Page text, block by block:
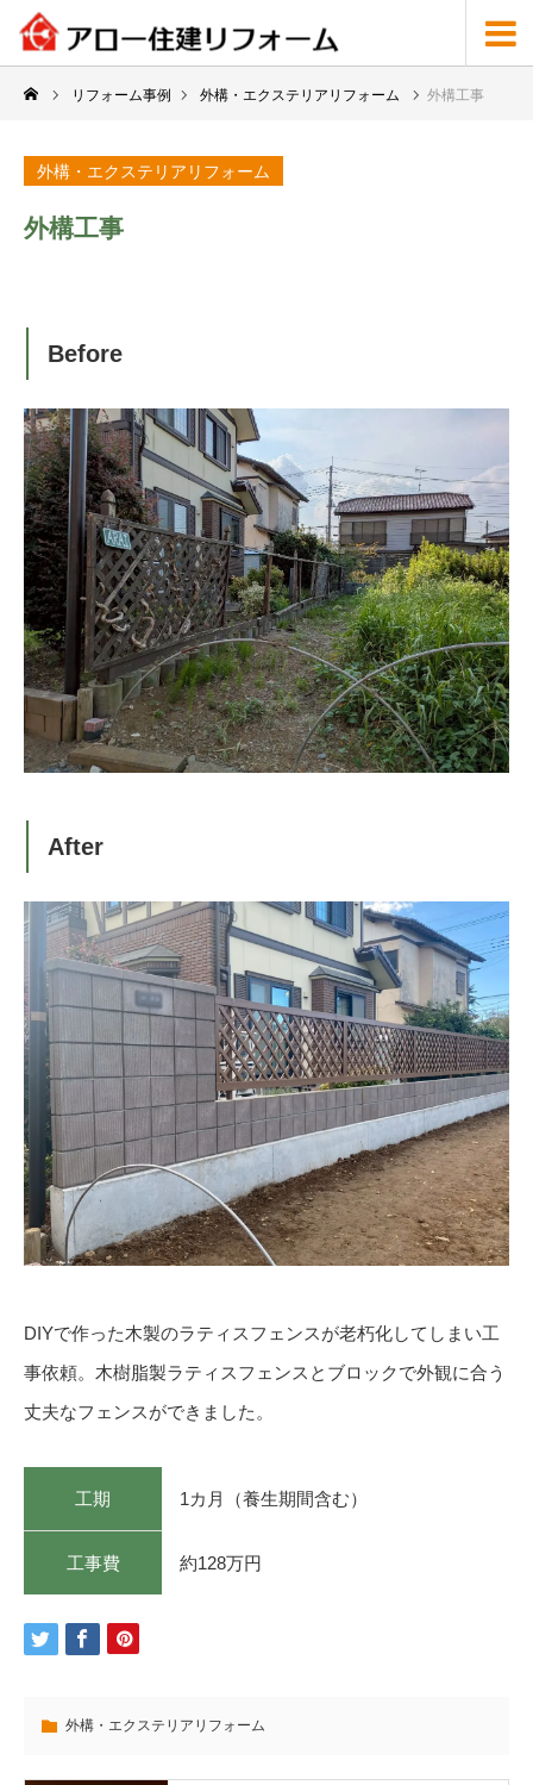
リフォーム事例 外構・エクステリアリフォーム 外構工事
外構・エクステリアリフォーム
外構工事
Before
After
DIYで作った木製のラティスフェンスが老朽化してしまい工
事依頼。木樹脂製ラティスフェンスとブロックで外観に合う
丈夫なフェンスができました。
工期 1カ月（養生期間含む）
工事費 約128万円
外構・エクステリアリフォーム